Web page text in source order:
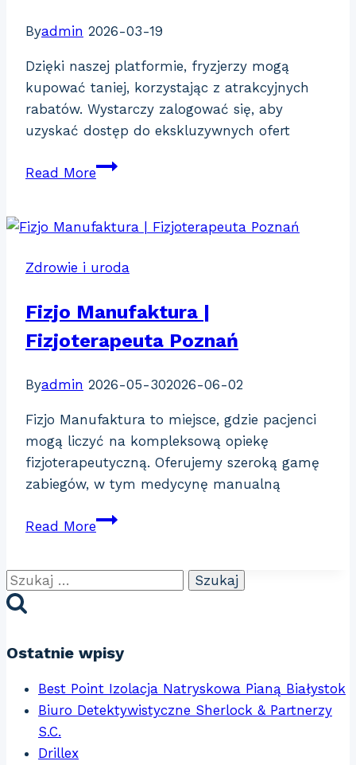
Byadmin 2026-03-19
Dzięki naszej platformie, fryzjerzy mogą
kupować taniej, korzystając z atrakcyjnych
rabatów. Wystarczy zalogować się, aby
uzyskać dostęp do ekskluzywnych ofert
Read MoreFale
Zdrowie i uroda
Fizjo Manufaktura |
Fizjoterapeuta Poznań
Byadmin 2026-05-302026-06-02
Fizjo Manufaktura to miejsce, gdzie pacjenci
mogą liczyć na kompleksową opiekę
fizjoterapeutyczną. Oferujemy szeroką gamę
zabiegów, w tym medycynę manualną
Read MoreFizjo
Szukaj:
Ostatnie wpisy
Best Point Izolacja Natryskowa Pianą Białystok
Biuro Detektywistyczne Sherlock & Partnerzy
S.C.
Drillex